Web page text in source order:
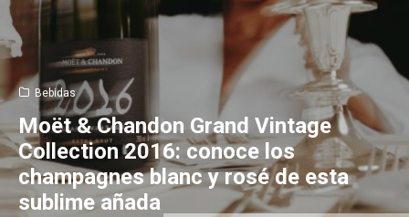
Bebidas
Moët & Chandon Grand Vintage
Collection 2016: conoce los
champagnes blanc y rosé de esta
sublime añada